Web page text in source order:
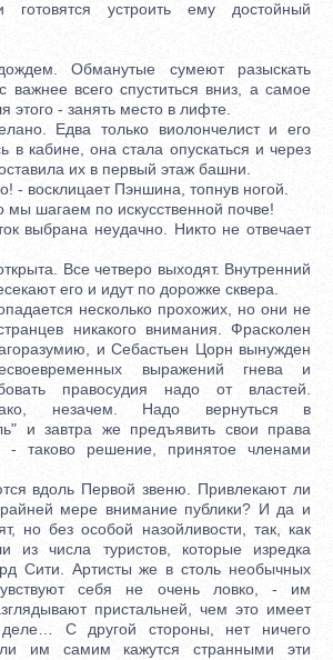
готовятся устроить ему достойный
Обманутые сумеют разыскать
всего спуститься вниз, а самое
этого - занять место в лифте.
Едва только виолончелист и его
в кабине, она стала опускаться и через
их в первый этаж башни.
- восклицает Пэншина, топнув ногой.
мы шагаем по искусственной почве!
выбрана неудачно. Никто не отвечает
Все четверо выходят. Внутренний
его и идут по дорожке сквера.
несколько прохожих, но они не
никакого внимания. Фрасколен
и Себастьен Цорн вынужден
выражений гнева и
правосудия надо от властей.
незачем. Надо вернуться в
и завтра же предъявить свои права
- таково решение, принятое членами
вдоль Первой звеню. Привлекают ли
мере внимание публики? И да и
но без особой назойливости, так, как
числа туристов, которые изредка
Сити. Артисты же в столь необычных
чувствуют себя не очень ловко, - им
пристальней, чем это имеет
С другой стороны, нет ничего
им самим кажутся странными эти